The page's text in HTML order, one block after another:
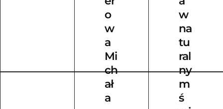
o
w
a
Mi
ch
ał
a
w
na
tu
ral
ny
m
ś